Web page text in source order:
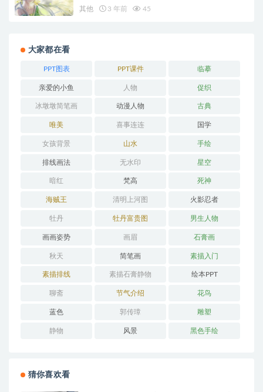
其他 3 年前 45
大家都在看
PPT图表 PPT课件 临摹
亲爱的小鱼 人物 促织
冰墩墩简笔画 动漫人物 古典
唯美 喜事连连 国学
女孩背景 山水 手绘
排线画法 无水印 星空
暗红 梵高 死神
海贼王 清明上河图 火影忍者
牡丹 牡丹富贵图 男生人物
画画姿势 画眉 石膏画
秋天 简笔画 素描入门
素描排线 素描石膏静物 绘本PPT
聊斋 节气介绍 花鸟
蓝色 郭传璋 雕塑
静物 风景 黑色手绘
猜你喜欢看